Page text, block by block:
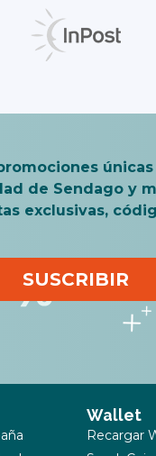
de Sendago y
exclusivas,
SUSCRIBIR
Wallet
Recargar